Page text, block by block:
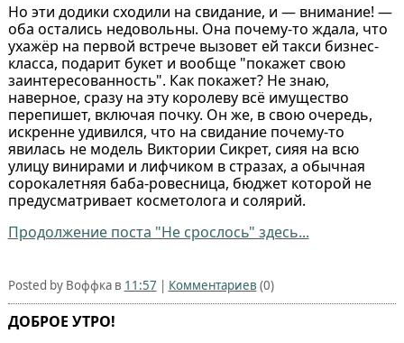
Но эти додики сходили на свидание, и — внимание! —
оба остались недовольны. Она почему-то ждала, что
ухажёр на первой встрече вызовет ей такси бизнес-
класса, подарит букет и вообще "покажет свою
заинтересованность". Как покажет? Не знаю,
наверное, сразу на эту королеву всё имущество
перепишет, включая почку. Он же, в свою очередь,
искренне удивился, что на свидание почему-то
явилась не модель Виктории Сикрет, сияя на всю
улицу винирами и лифчиком в стразах, а обычная
сорокалетняя баба-ровесница, бюджет которой не
предусматривает косметолога и солярий.
Продолжение поста "Не срослось" здесь...
Posted by Воффка в 11:57 | Комментариев (0)
ДОБРОЕ УТРО!